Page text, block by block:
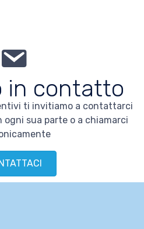
in contatto
ti invitiamo a contattarci
ogni sua parte o a chiamarci